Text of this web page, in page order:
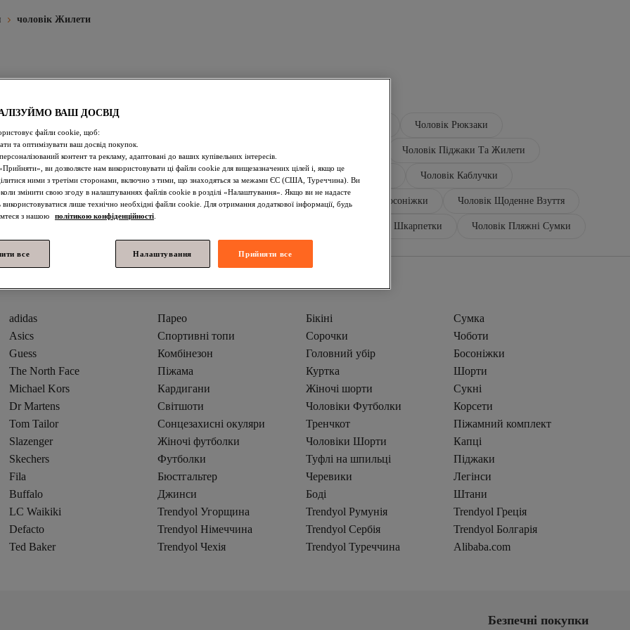
чоловік Жилети
Чоловік Рюкзаки
Чоловік Шарфи, Шалі Та Хустки На Шию Чоловік Піджаки Та Жилети
Тапочки-іграшки Чоловік Еротичні Нічні Сорочки Жовтий Чоловік Сорочки Чоловік Каблучки
Чоловік Босоніжки Чоловік Біжутерні Каблучки Золотистий Чоловік Босоніжки Чоловік Щоденне Взуття
Жовтий Чоловік Шкарпетки Чоловік Пляжні Сумки
adidas
Asics
Guess
The North Face
Michael Kors
Dr Martens
Tom Tailor
Slazenger
Skechers
Fila
Buffalo
LC Waikiki
Defacto
Ted Baker
Парео Бікіні
Сумка
Спортивні топи
Сорочки
Чоботи
Комбінезон
Головний убір
Босоніжки
Піжама
Куртка
Шорти
Кардигани
Жіночі шорти
Сукні
Світшоти
Чоловіки Футболки
Корсети
Сонцезахисні окуляри
Тренчкот
Піжамний комплект
Жіночі футболки
Чоловіки Шорти
Капці
Футболки
Туфлі на шпильці
Піджаки
Бюстгальтер
Черевики
Легінси
Джинси
Боді
Штани
Trendyol Угорщина
Trendyol Румунія
Trendyol Греція
Trendyol Німеччина
Trendyol Сербія
Trendyol Болгарія
Trendyol Чехія
Trendyol Туреччина Alibaba.com
Безпечні покупки
ВАШ ДОСВІД
файли cookie, щоб:
та оптимізувати ваш досвід покупок.
контент та рекламу, адаптовані до ваших купівельних інтересів.
ви дозволяєте нам використовувати ці файли cookie для вищезазначених цілей і, якщо це
ними з третіми сторонами, включно з тими, що знаходяться за межами ЄС (США, Туреччина). Ви
змінити свою згоду в налаштуваннях файлів cookie в розділі «Налаштування». Якщо ви не надасте
використовуватися лише технічно необхідні файли cookie. Для отримання додаткової інформації, будь
з нашою
політикою конфіденційності
все Налаштування Прийняти все